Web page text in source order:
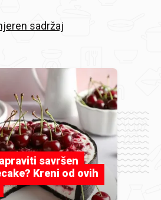
sadržaj
savršen
Kreni od ovih